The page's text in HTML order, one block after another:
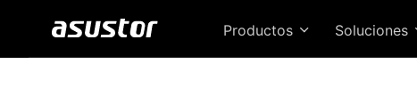
Productos Soluciones